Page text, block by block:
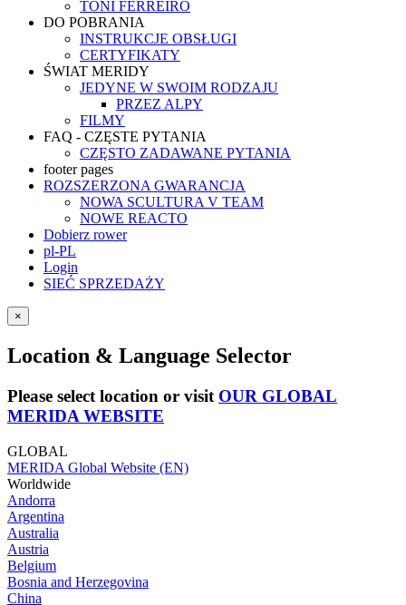
TONI FERREIRO
DO POBRANIA
INSTRUKCJE OBSŁUGI
CERTYFIKATY
ŚWIAT MERIDY
JEDYNE W SWOIM RODZAJU
PRZEZ ALPY
FILMY
FAQ - CZĘSTE PYTANIA
CZĘSTO ZADAWANE PYTANIA
footer pages
ROZSZERZONA GWARANCJA
NOWA SCULTURA V TEAM
NOWE REACTO
Dobierz rower
pl-PL
Login
SIEĆ SPRZEDAŻY
×
Location & Language Selector
Please select location or visit OUR GLOBAL
MERIDA WEBSITE
GLOBAL
MERIDA Global Website (EN)
Worldwide
Andorra
Argentina
Australia
Austria
Belgium
Bosnia and Herzegovina
China